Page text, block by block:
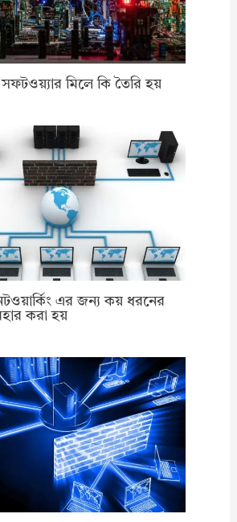
সফটওয়্যার মিলে কি তৈরি হয়
এর জন্য কয় ধরনের
করা হয়